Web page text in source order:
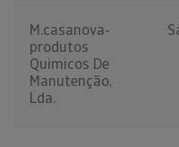
M.casanova-
produtos
Quimicos De
Manutenção,
Lda.